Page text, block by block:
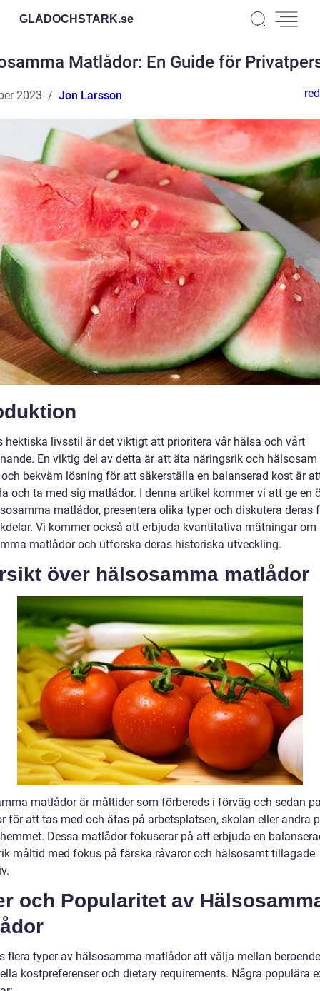
GLADOCHSTARK.se
Matlådor: En Guide för
2023 Jon Larsson
hektiska livsstil är det viktigt att prioritera vår hälsa och vårt
En viktig del av detta är att äta näringsrik och hälsosam
bekväm lösning för att säkerställa en balanserad kost är
och ta med sig matlådor. I denna artikel kommer vi att ge en
matlådor, presentera olika typer och diskutera deras
Vi kommer också att erbjuda kvantitativa mätningar om
matlådor och utforska deras historiska utveckling.
över hälsosamma matlådor
matlådor är måltider som förbereds i förväg och sedan
för att tas med och ätas på arbetsplatsen, skolan eller andra
Dessa matlådor fokuserar på att erbjuda en
måltid med fokus på färska råvaror och hälsosamt tillagade
och Popularitet av
flera typer av hälsosamma matlådor att välja mellan
kostpreferenser och dietary requirements. Några populära